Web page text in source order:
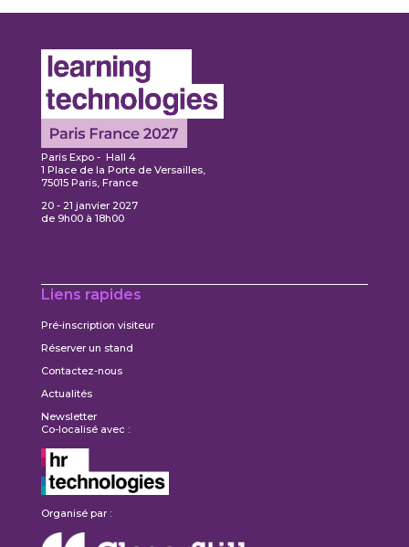
Paris Expo - Hall 4
1 Place de la Porte de Versailles,
75015 Paris, France
20 - 21 janvier 2027
de 9h00 à 18h00
Liens rapides
Pré-inscription visiteur
Réserver un stand
Contactez-nous
Actualités
Newsletter
Co-localisé avec :
Organisé par :